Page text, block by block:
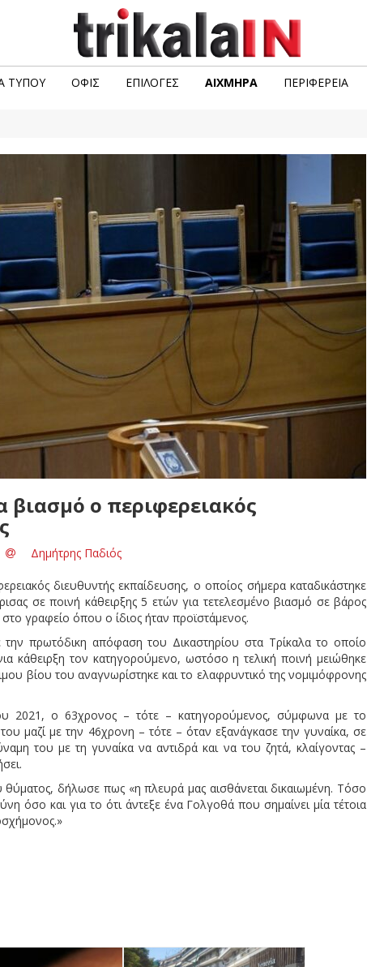
ΤΎΠΟΥ ΟΦΙΣ ΕΠΙΛΟΓΈΣ ΑΙΧΜΗΡΆ ΠΕΡΙΦΈΡΕΙΑ
ο περιφερειακός
Δημήτρης Παδιός
διευθυντής εκπαίδευσης, ο οποίος σήμερα καταδικάστηκε
σε ποινή κάθειρξης 5 ετών για τετελεσμένο βιασμό σε βάρος
γραφείο όπου ο ίδιος ήταν προϊστάμενος.
πρωτόδικη απόφαση του Δικαστηρίου στα Τρίκαλα το οποίο
κάθειρξη τον κατηγορούμενο, ωστόσο η τελική ποινή μειώθηκε
βίου του αναγνωρίστηκε και το ελαφρυντικό της νομιμόφρονης
2021, ο 63χρονος – τότε – κατηγορούμενος, σύμφωνα με το
μαζί με την 46χρονη – τότε – όταν εξανάγκασε την γυναίκα, σε
του με τη γυναίκα να αντιδρά και να του ζητά, κλαίγοντας –
δήλωσε πως «η πλευρά μας αισθάνεται δικαιωμένη. Τόσο
όσο και για το ότι άντεξε ένα Γολγοθά που σημαίνει μία τέτοια